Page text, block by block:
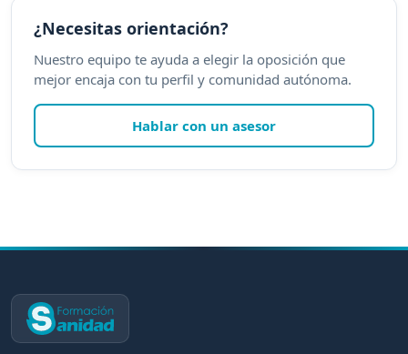
¿Necesitas orientación?
Nuestro equipo te ayuda a elegir la oposición que
mejor encaja con tu perfil y comunidad autónoma.
Hablar con un asesor